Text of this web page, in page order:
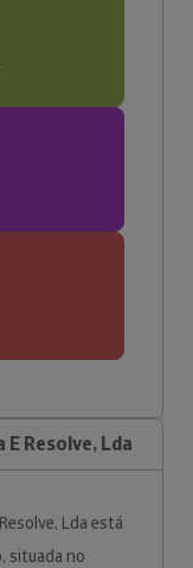
Resolve, Lda
Lda está
situada no